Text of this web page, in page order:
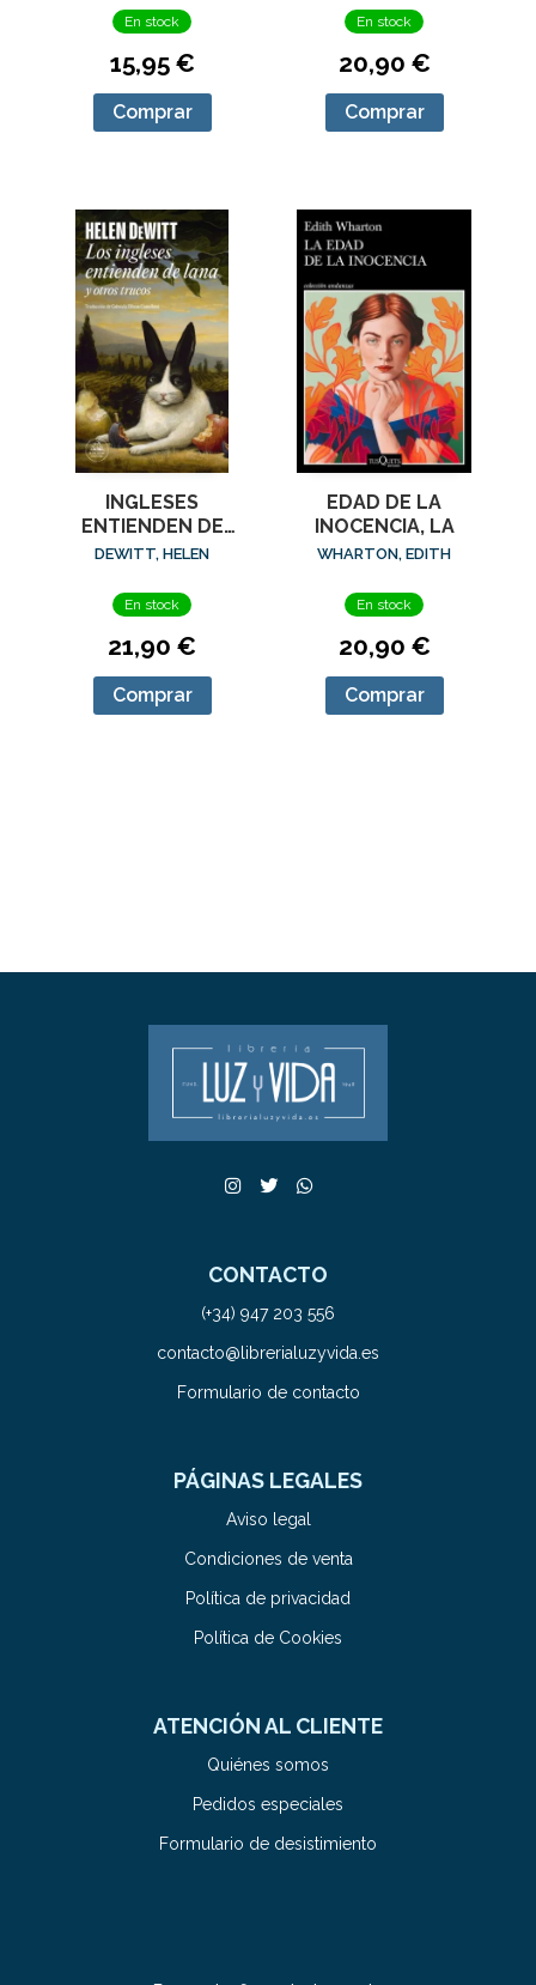
En stock
15,95 €
Comprar
En stock
20,90 €
Comprar
INGLESES
ENTIENDEN DE
LANA (Y OTROS
DEWITT, HELEN
En stock
21,90 €
Comprar
EDAD DE LA
INOCENCIA, LA
WHARTON, EDITH
En stock
20,90 €
Comprar
CONTACTO
(+34) 947 203 556
contacto@librerialuzyvida.es
Formulario de contacto
PÁGINAS LEGALES
Aviso legal
Condiciones de venta
Política de privacidad
Política de Cookies
ATENCIÓN AL CLIENTE
Quiénes somos
Pedidos especiales
Formulario de desistimiento